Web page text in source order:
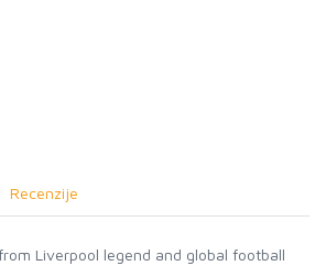
Recenzije
Liverpool legend and global football